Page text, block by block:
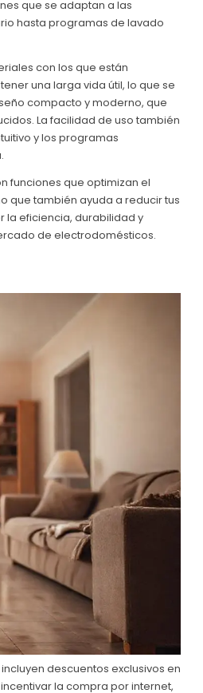
que se adaptan a las
hasta programas de lavado
con los que están
una larga vida útil, lo que se
compacto y moderno, que
La facilidad de uso también
y los programas
funciones que optimizan el
que también ayuda a reducir tus
la eficiencia, durabilidad y
de electrodomésticos.
descuentos exclusivos en
la compra por internet,